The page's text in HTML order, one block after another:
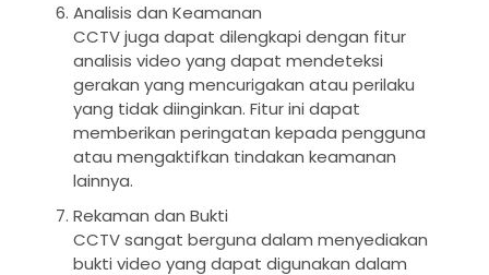
Analisis dan Keamanan
CCTV juga dapat dilengkapi dengan fitur
analisis video yang dapat mendeteksi
gerakan yang mencurigakan atau perilaku
yang tidak diinginkan. Fitur ini dapat
memberikan peringatan kepada pengguna
atau mengaktifkan tindakan keamanan
lainnya.
Rekaman dan Bukti
CCTV sangat berguna dalam menyediakan
bukti video yang dapat digunakan dalam